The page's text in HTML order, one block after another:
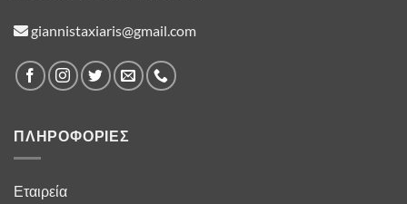
giannistaxiaris@gmail.com
ΠΛΗΡΟΦΟΡΙΕΣ
Εταιρεία